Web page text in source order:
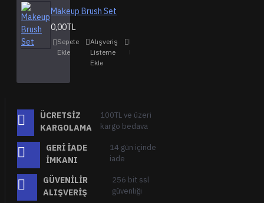
Makeup Brush Set
0,00TL
Sepete
Ekle
Alışveriş
Listeme
Ekle
ÜCRETSIZ
KARGOLAMA
100TL ve üzeri
kargo bedava
GERI İADE
İMKANI
14 gün içinde
iade
GÜVENILIR
ALIŞVERIŞ
256 bit ssl
güvenliği